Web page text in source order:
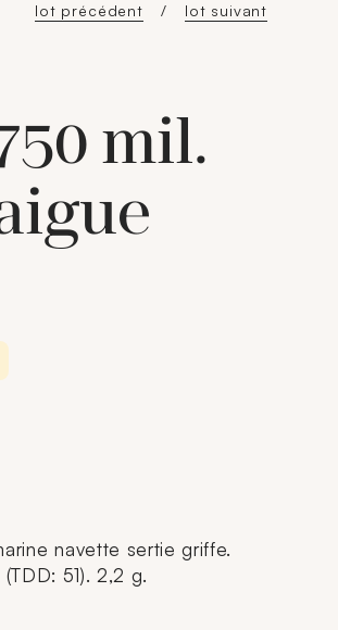
lot précédent lot suivant
mil.
navette sertie griffe.
51). 2,2 g.